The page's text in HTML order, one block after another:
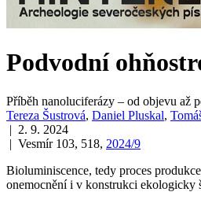
Podvodní
Příběh nanoluciferázy – od objevu až
Tereza Šustrová, Daniel Pluskal,
| 2. 9. 2024
| Vesmír 103, 518, 2024/9
Bioluminiscence, tedy proces
onemocnění i v konstrukci ekologicky